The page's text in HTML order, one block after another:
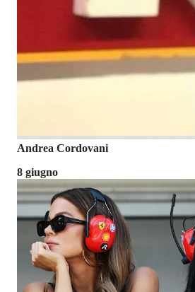
Andrea Cordovani
8 giugno